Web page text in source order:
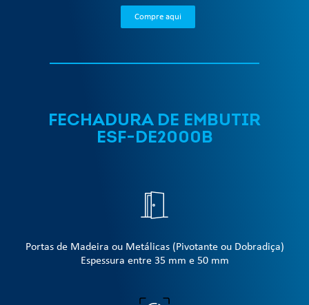
Compre aqui
FECHADURA DE EMBUTIR
ESF-DE2000B
Portas de Madeira ou Metálicas (Pivotante ou Dobradiça)
Espessura entre 35 mm e 50 mm